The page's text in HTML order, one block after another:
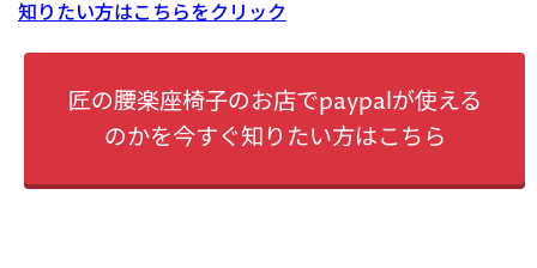
知りたい方はこちらをクリック
匠の腰楽座椅子のお店でpaypalが使える
のかを今すぐ知りたい方はこちら